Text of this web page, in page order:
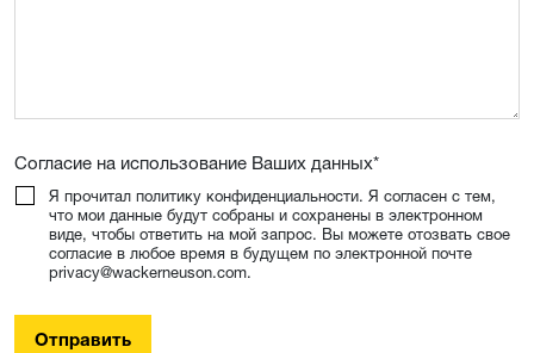
Согласие на использование Ваших данных*
Я прочитал политику конфиденциальности. Я согласен с тем,
что мои данные будут собраны и сохранены в электронном
виде, чтобы ответить на мой запрос. Вы можете отозвать свое
согласие в любое время в будущем по электронной почте
privacy@wackerneuson.com.
Отправить